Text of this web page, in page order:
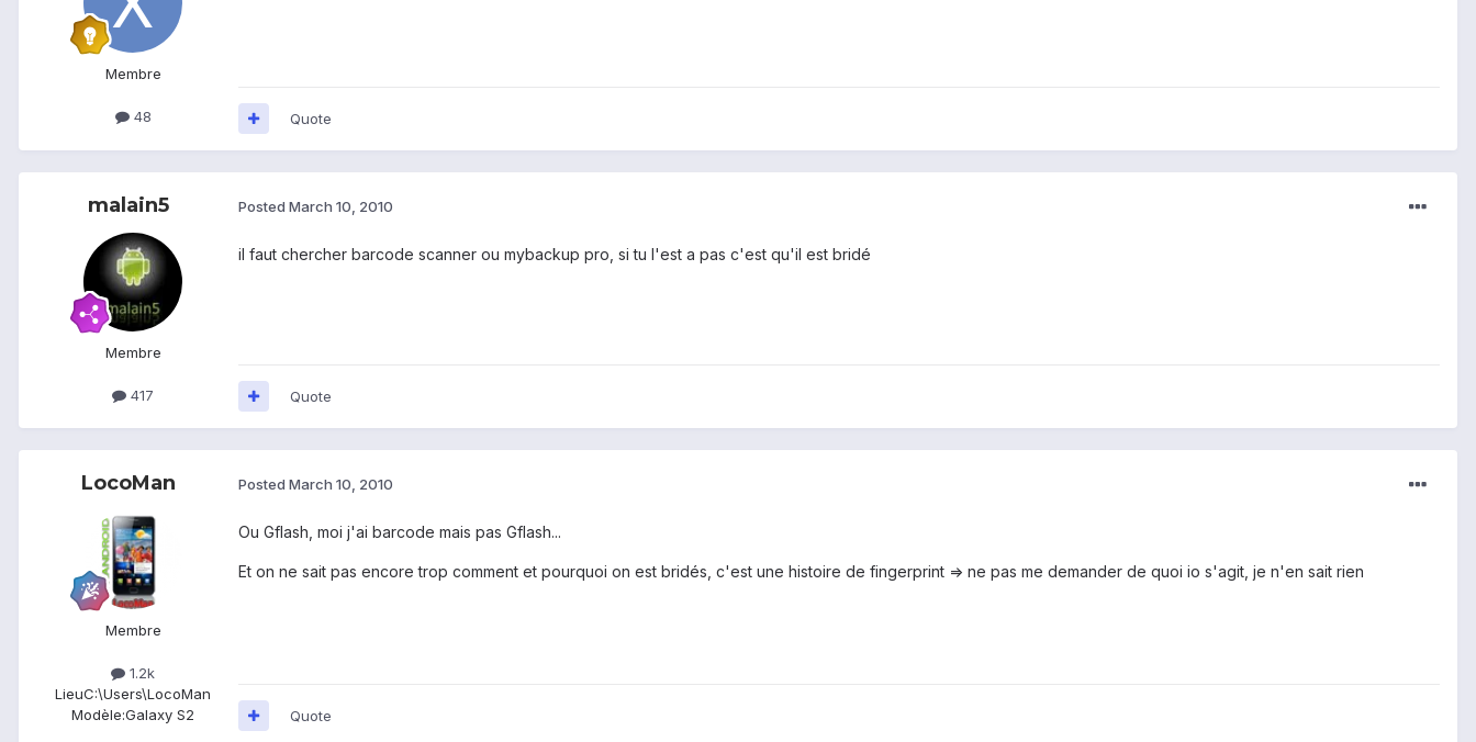
Membre
48 Quote
malain5
Membre
417
Posted March 10, 2010
il faut chercher barcode scanner ou mybackup pro, si tu l'est a pas c'est qu'il est bridé
Quote
LocoMan
Membre
1.2k
LieuC:\Users\LocoMan
Modèle:Galaxy S2
Posted March 10, 2010
Ou Gflash, moi j'ai barcode mais pas Gflash...
Et on ne sait pas encore trop comment et pourquoi on est bridés, c'est une histoire de fingerprint => ne pas me demander de quoi io s'agit, je n'en sait rien
Quote